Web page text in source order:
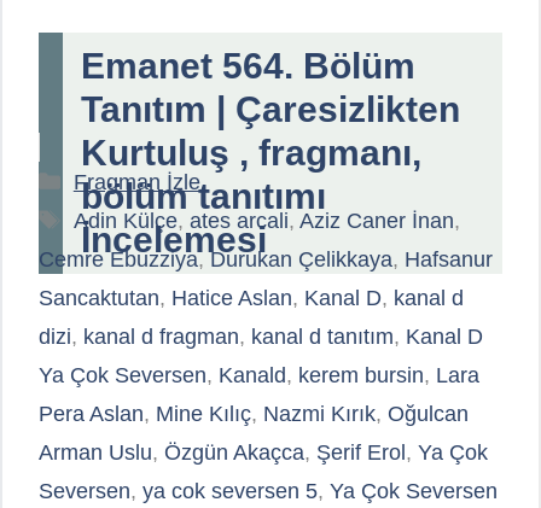
Emanet 564. Bölüm
Tanıtım | Çaresizlikten
Kurtuluş , fragmanı,
bölüm tanıtımı
İncelemesi
Kategoriler
Fragman İzle
Etiketler
Adin Külçe, ates arcali, Aziz Caner İnan,
Cemre Ebuzziya,Durukan Çelikkaya, Hafsanur
Sancaktutan, Hatice Aslan, Kanal D, kanal d
dizi, kanal d fragman, kanal d tanıtım, Kanal D
Ya Çok Seversen, Kanald, kerem bursin, Lara
Pera Aslan, Mine Kılıç, Nazmi Kırık, Oğulcan
Arman Uslu, Özgün Akaçca, Şerif Erol , Ya Çok
Seversen, ya cok seversen 5, Ya Çok Seversen